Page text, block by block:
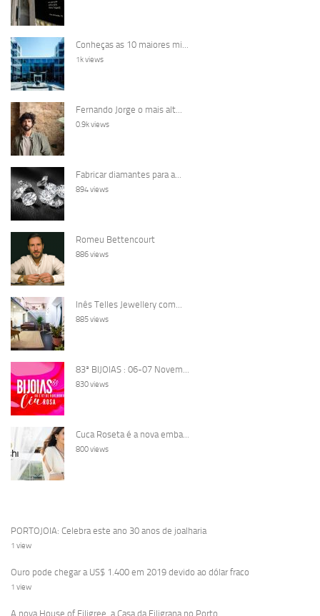
Conheças as 10 maiores mi...
1k views
Fernando Jorge o mais alt...
0.9k views
Fabricar diamantes para a...
894 views
Romeu Bettencourt
886 views
Inês Telles Jewellery com...
885 views
83ª BIJOIAS : 06-07 Novem...
830 views
Cuca Roseta é a nova emba...
800 views
PORTOJOIA: Celebra este ano 30 anos de joalharia
1 view
Ouro pode chegar a US$ 1.400 em 2019 devido ao dólar fraco
1 view
A nova House of Filigree, a Casa da Filigrana no Porto